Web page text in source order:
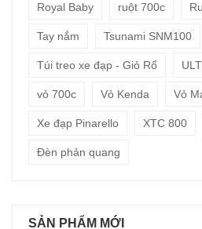
Royal Baby ruột 700c
Tay nắm Tsunami SNM100
Túi treo xe đạp - Giỏ Rổ
vỏ 700c Vỏ Kenda Vỏ
Xe đạp Pinarello XTC 800
Đèn phản quang
SẢN PHẨM MỚI